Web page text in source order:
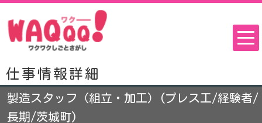
仕事情報詳細
製造スタッフ（組立・加工）(プレス工/経験者/
長期/茨城町)